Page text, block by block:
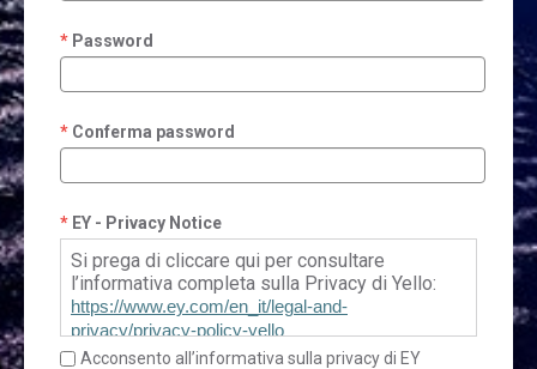
Password
Conferma password
EY - Privacy Notice
Si prega di cliccare qui per consultare
l’informativa completa sulla Privacy di Yello:
https://www.ey.com/en_it/legal-and-
privacy/privacy-policy-yello
Acconsento all’informativa sulla privacy di EY